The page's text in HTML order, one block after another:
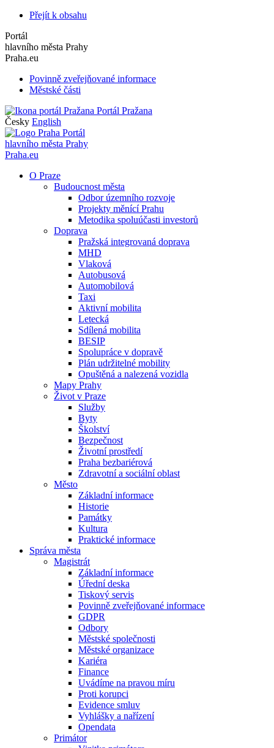
Přejít k obsahu
Portál
hlavního města Prahy
Praha.eu
Povinně zveřejňované informace
Městské části
Portál Pražana
Česky English
Portál
hlavního města Prahy
Praha.eu
O Praze
Budoucnost města
Odbor územního rozvoje
Projekty měnící Prahu
Metodika spoluúčasti investorů
Doprava
Pražská integrovaná doprava
MHD
Vlaková
Autobusová
Automobilová
Taxi
Aktivní mobilita
Letecká
Sdílená mobilita
BESIP
Spolupráce v dopravě
Plán udržitelné mobility
Opuštěná a nalezená vozidla
Mapy Prahy
Život v Praze
Služby
Byty
Školství
Bezpečnost
Životní prostředí
Praha bezbariérová
Zdravotní a sociální oblast
Město
Základní informace
Historie
Památky
Kultura
Praktické informace
Správa města
Magistrát
Základní informace
Úřední deska
Tiskový servis
Povinně zveřejňované informace
GDPR
Odbory
Městské společnosti
Městské organizace
Kariéra
Finance
Uvádíme na pravou míru
Proti korupci
Evidence smluv
Vyhlášky a nařízení
Opendata
Primátor